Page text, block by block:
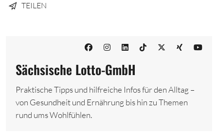
TEILEN
Sächsische Lotto-GmbH
Praktische Tipps und hilfreiche Infos für den Alltag –
von Gesundheit und Ernährung bis hin zu Themen
rund ums Wohlfühlen.